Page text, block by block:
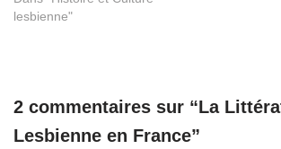
lesbienne"
2 commentaires sur “La
Lesbienne en France”